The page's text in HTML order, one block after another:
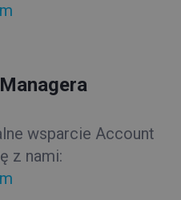
wsparcie Account
z nami: